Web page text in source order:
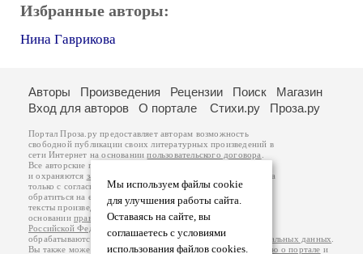
Избранные авторы:
Нина Гаврикова
Мы используем файлы cookie
для улучшения работы сайта.
Оставаясь на сайте, вы
соглашаетесь с условиями
использования файлов cookies.
Авторы Произведения Рецензии Поиск
Магазин
Вход для авторов
О портале Стихи.ру Проза.ру
Портал Проза.ру предоставляет авторам возможность
свободной публикации своих литературных произведений в
сети Интернет на основаниипользовательского договора
Все авторские права на произведения принадлежат авторам
и охраняются законом
. Перепечатка произведений возможна
только с согласия его автора, к которому вы можете
обратиться на его авторской странице. Ответственность за
тексты произведений авторы несут самостоятельно на
основанииправил публикацииизаконодательства
Российской Федерации
обрабатываются на основанииПолитики обработки персональных данных
Вы также можете посмотреть более подробнуюинформацию о портале и